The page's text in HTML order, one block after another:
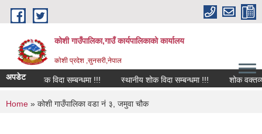
Skip to main content
कोशी गाउँपालिका,गाउँ कार्यपालिकाको कार्यालय
काेशी प्रदेश ,सुनसरी,नेपाल
अपडेटशोक विदा सम्बन्धमा !!! स्थानीय शोक विदा सम्बन्धमा !!! शोक वक्तव्य
You are here
Home » कोशी गाउँपालिका वडा नं ३, जमुवा चौक